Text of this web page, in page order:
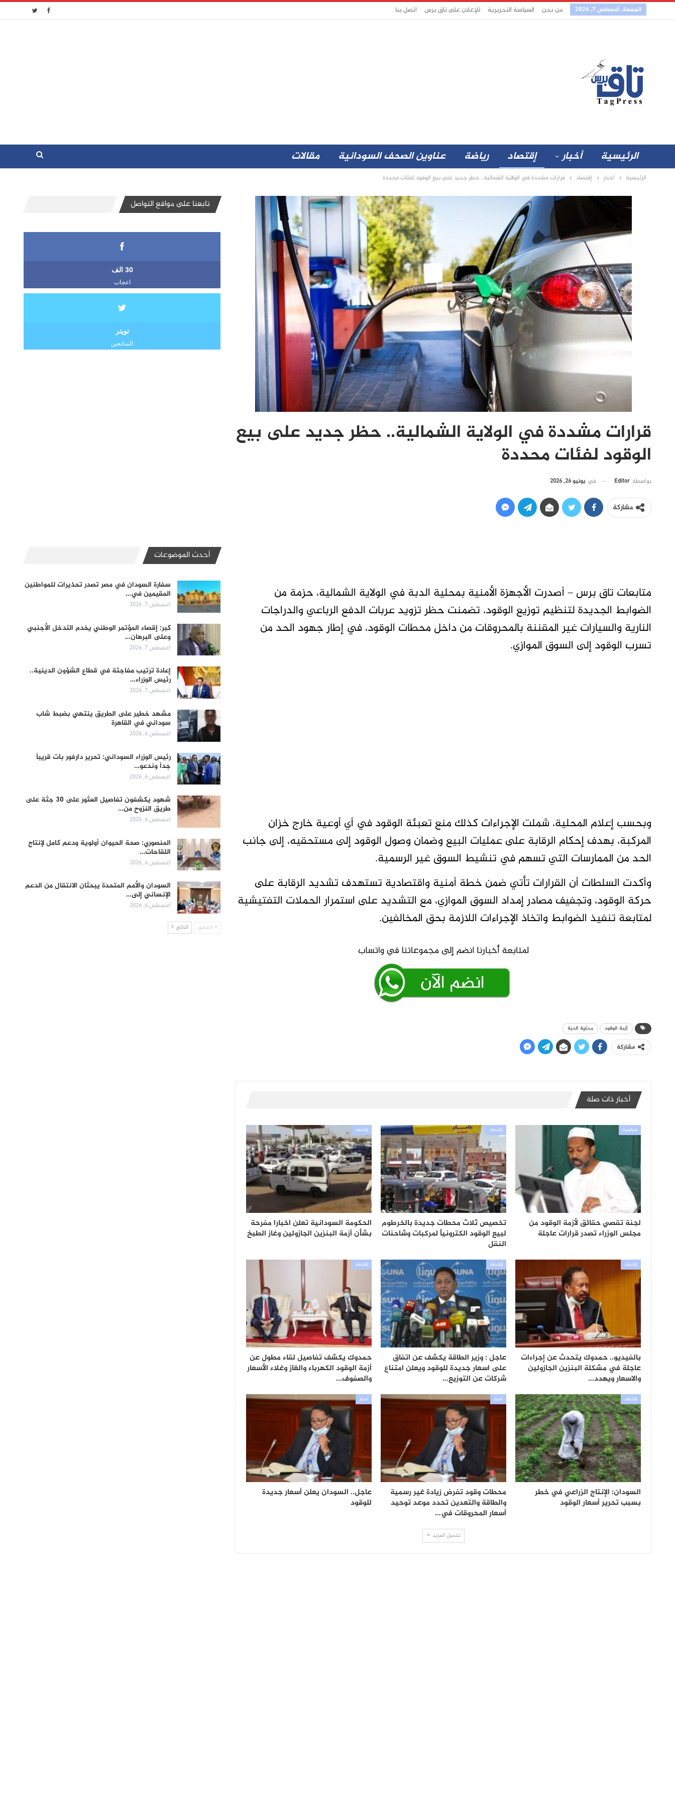
الجمعة, أغسطس 7, 2026 من نحن السياسة التحريرية للإعلان على تاق برس اتصل بنا
الرئيسية أخبار إقتصاد رياضة عناوين الصحف السودانية مقالات
الرئيسية أخبار إقتصاد قرارات مشددة في الولاية الشمالية.. حظر جديد على بيع الوقود لفئات محددة
قرارات مشددة في الولاية الشمالية.. حظر جديد على بيع
الوقود لفئات محددة
بواسطة Editor في يونيو 26, 2026
مشاركة
متابعات تاق برس – أصدرت الأجهزة الأمنية بمحلية الدبة في الولاية الشمالية، حزمة من
الضوابط الجديدة لتنظيم توزيع الوقود، تضمنت حظر تزويد عربات الدفع الرباعي والدراجات
النارية والسيارات غير المقننة بالمحروقات من داخل محطات الوقود، في إطار جهود الحد من
تسرب الوقود إلى السوق الموازي.
وبحسب إعلام المحلية، شملت الإجراءات كذلك منع تعبئة الوقود في أي أوعية خارج خزان
المركبة، بهدف إحكام الرقابة على عمليات البيع وضمان وصول الوقود إلى مستحقيه، إلى جانب
الحد من الممارسات التي تسهم في تنشيط السوق غير الرسمية.
وأكدت السلطات أن القرارات تأتي ضمن خطة أمنية واقتصادية تستهدف تشديد الرقابة على
حركة الوقود، وتجفيف مصادر إمداد السوق الموازي، مع التشديد على استمرار الحملات التفتيشية
لمتابعة تنفيذ الضوابط واتخاذ الإجراءات اللازمة بحق المخالفين.
أزمة الوقود محلية الدبة
مشاركة
أخبار ذات صلة
سياسية
لجنة تقصي حقائق لأزمة الوقود من
مجلس الوزراء تصدر قرارات عاجلة
إقتصاد
تخصيص ثلاث محطات جديدة بالخرطوم
لبيع الوقود الكترونياً لمركبات وشاحنات
النقل
إقتصاد
الحكومة السودانية تعلن اخبارا مفرحة
بشأن أزمة البنزين الجازولين وغاز الطبخ
إقتصاد
بالفيديو.. حمدوك يتحدث عن إجراءات
عاجلة في مشكلة البنزين الجازولين
والاسعار ويهدد…
إقتصاد
عاجل : وزير الطاقة يكشف عن اتفاق
على اسعار جديدة للوقود ويعلن امتناع
شركات عن التوزيع…
إقتصاد
حمدوك يكشف تفاصيل لقاء مطول عن
أزمة الوقود الكهرباء والغاز وغلاء الأسعار
والصفوف…
إقتصاد
السودان: الإنتاج الزراعي في خطر
بسبب تحرير أسعار الوقود
أخبار
محطات وقود تفرض زيادة غير رسمية
والطاقة والتعدين تحدد موعد توحيد
أسعار المحروقات في…
أخبار
عاجل.. السودان يعلن أسعار جديدة
للوقود
تحميل المزيد
تابعنا على مواقع التواصل
30 الف
اعجاب
تويتر
المتابعين
أحدث الموضوعات
سفارة السودان في مصر تصدر تحذيرات للمواطنين
المقيمين في…
أغسطس 7, 2026
كبر: إقصاء المؤتمر الوطني يخدم التدخل الأجنبي
وعلى البرهان…
أغسطس 7, 2026
إعادة ترتيب مفاجئة في قطاع الشؤون الدينية..
رئيس الوزراء…
أغسطس 7, 2026
مشهد خطير على الطريق ينتهي بضبط شاب
سوداني في القاهرة
أغسطس 6, 2026
رئيس الوزراء السوداني: تحرير دارفور بات قريباً
جداً وندعو…
أغسطس 6, 2026
شهود يكشفون تفاصيل العثور على 30 جثة على
طريق النزوح من…
أغسطس 6, 2026
المنصوري: صحة الحيوان أولوية ودعم كامل لإنتاج
اللقاحات…
أغسطس 6, 2026
السودان والأمم المتحدة يبحثان الانتقال من الدعم
الإنساني إلى…
أغسطس 6, 2026
السابق التالي